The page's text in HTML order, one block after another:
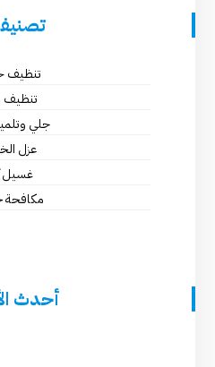
تنظيف
تنظيف
جلي
عزل
غسيل
أحدث